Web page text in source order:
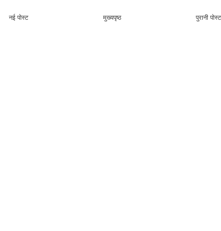
नई पोस्ट पुरानी पोस्ट
मुख्यपृष्ठ